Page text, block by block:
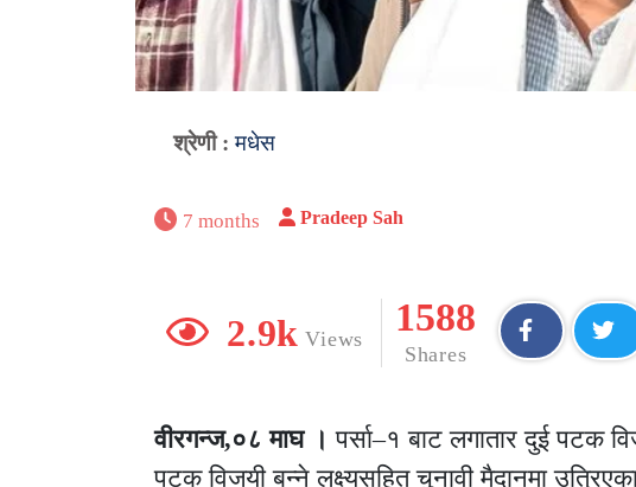
श्रेणी :मधेस
7 months Pradeep Sah
2.9k Views
1588
Shares
वीरगन्ज,०८ माघ । पर्सा–१ बाट लगातार दुई पटक
पटक विजयी बन्ने लक्ष्यसहित चुनावी मैदानमा